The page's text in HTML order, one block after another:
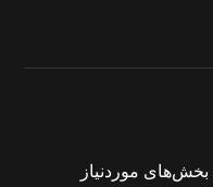
بخش‌های موردنیاز